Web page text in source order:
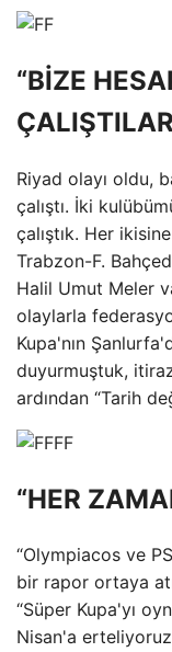
“BİZE
Riyad olayı oldu,
çalıştı. İki
çalıştık. Her
Trabzon-F.
Halil Umut Meler
olaylarla
Kupa'nın
duyurmuştuk,
ardından “Tarih
“HER
“Olympiacos ve
bir rapor ortaya
“Süper Kupa'yı
Nisan'a